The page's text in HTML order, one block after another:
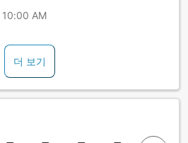
10:00 AM
더 보기